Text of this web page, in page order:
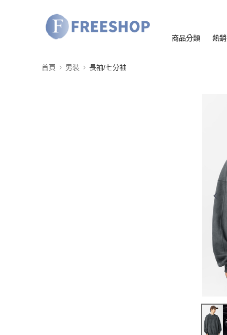
商品分類 熱
首頁 男裝 長袖/七分袖